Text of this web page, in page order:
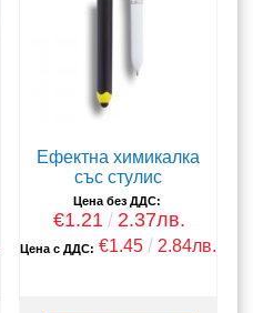
Ефектна химикалка
със стулис
Цена без ДДС:
€1.21 2.37лв.
Цена с ДДС: €1.45 2.84лв.